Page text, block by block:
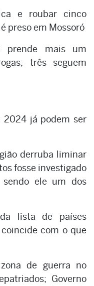
e roubar cinco
preso em Mossoró
prende mais um
três seguem
2024 já podem ser
derruba liminar
fosse investigado
ele um dos
lista de países
com o que
de guerra no
Governo